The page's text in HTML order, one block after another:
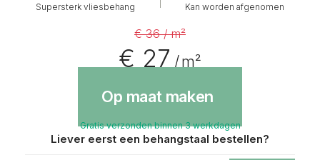
Supersterk vliesbehang Kan worden afgenomen
€ 36 / m²
€ 27/ m²
Op maat maken
Gratis verzonden binnen 3 werkdagen
Liever eerst een behangstaal bestellen?